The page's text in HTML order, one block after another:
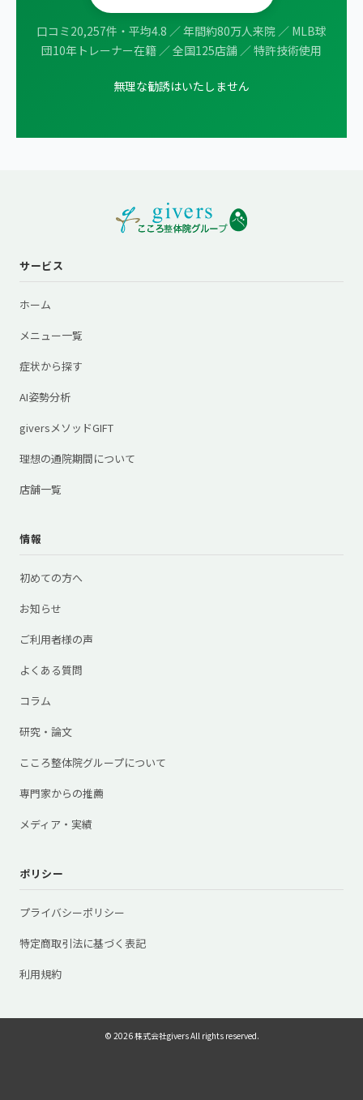
口コミ20,257件・平均4.8 ／ 年間約80万人来院 ／ MLB球
団10年トレーナー在籍 ／ 全国125店舗 ／ 特許技術使用
無理な勧誘はいたしません
サービス
ホーム
メニュー一覧
症状から探す
AI姿勢分析
giversメソッドGIFT
理想の通院期間について
店舗一覧
情報
初めての方へ
お知らせ
ご利用者様の声
よくある質問
コラム
研究・論文
こころ整体院グループについて
専門家からの推薦
メディア・実績
ポリシー
プライバシーポリシー
特定商取引法に基づく表記
利用規約
© 2026 株式会社givers All rights reserved.